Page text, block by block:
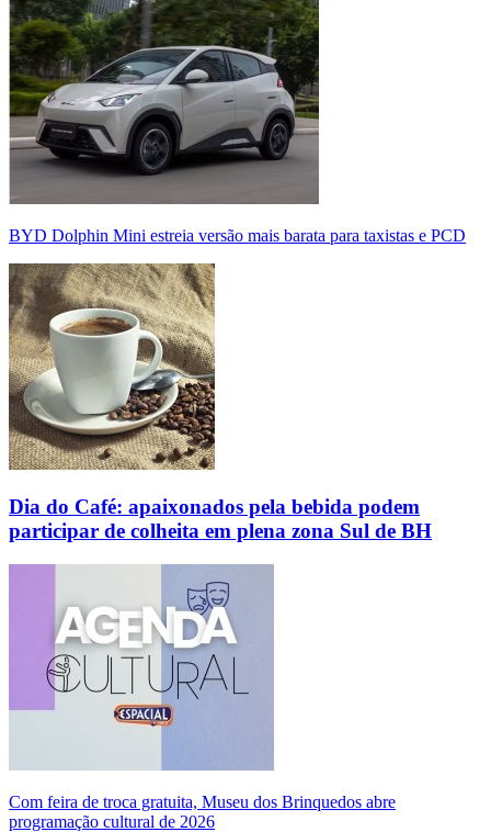
BYD Dolphin Mini estreia versão mais barata para taxistas e PCD
Dia do Café: apaixonados pela bebida podem
participar de colheita em plena zona Sul de BH
Com feira de troca gratuita, Museu dos Brinquedos abre
programação cultural de 2026